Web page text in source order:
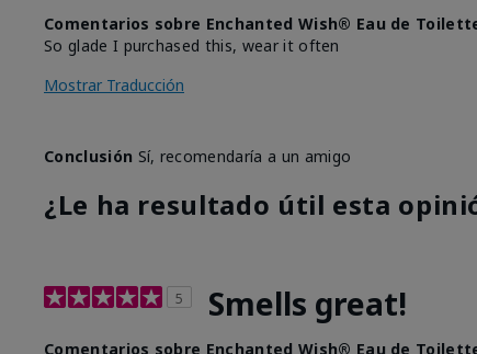
Comentarios sobre Enchanted Wish® Eau de
So glade I purchased this, wear it often
Mostrar Traducción
Conclusión Sí, recomendaría a un amigo
¿Le ha resultado útil esta
5 Smells great!
Comentarios sobre Enchanted Wish® Eau de